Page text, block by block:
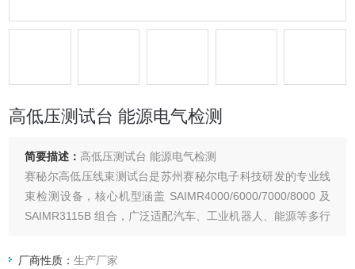
高低压测试台 能源电气检测
简要描述： 高低压测试台 能源电气检测
赛秘尔高低压线束测试台是苏州赛秘尔电子科技研发的专业线
束检测设备，核心机型涵盖 SAIMR4000/6000/7000/8000 及
SAIMR3115B 组合，广泛适配汽车、工业机器人、能源等多行
厂商性质：生产厂家